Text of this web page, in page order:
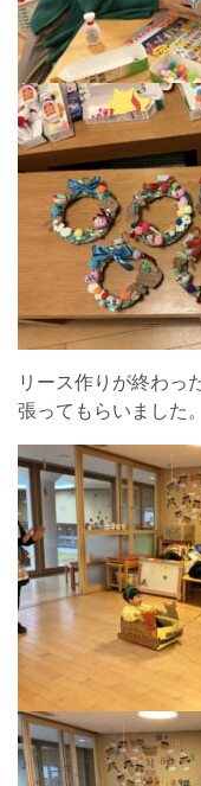
リース作りが終わっ
張ってもらいました。